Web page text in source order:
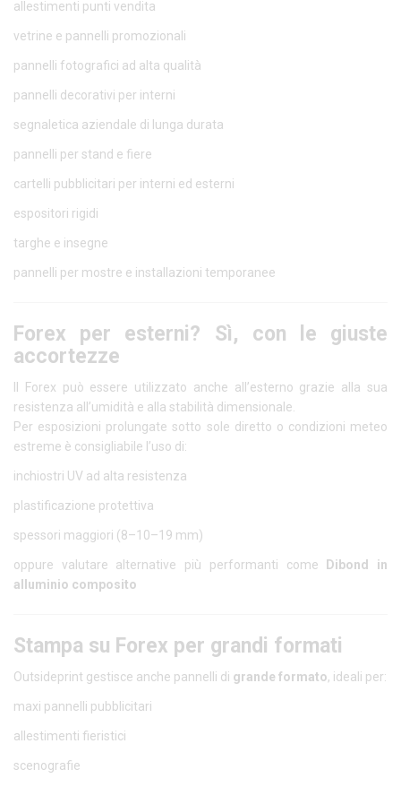
allestimenti punti vendita
vetrine e pannelli promozionali
pannelli fotografici ad alta qualità
pannelli decorativi per interni
segnaletica aziendale di lunga durata
pannelli per stand e fiere
cartelli pubblicitari per interni ed esterni
espositori rigidi
targhe e insegne
pannelli per mostre e installazioni temporanee
Forex per esterni? Sì, con le giuste
accortezze
Il Forex può essere utilizzato anche all’esterno grazie alla sua
resistenza all’umidità e alla stabilità dimensionale.
Per esposizioni prolungate sotto sole diretto o condizioni meteo
estreme è consigliabile l’uso di:
inchiostri UV ad alta resistenza
plastificazione protettiva
spessori maggiori (8–10–19 mm)
oppure valutare alternative più performanti come
Dibond in
alluminio composito
Stampa su Forex per grandi formati
Outsideprint gestisce anche pannelli di grande formato, ideali per:
maxi pannelli pubblicitari
allestimenti fieristici
scenografie